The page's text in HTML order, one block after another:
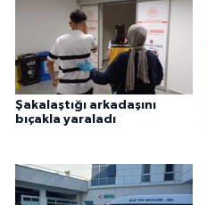
Şakalaştığı arkadaşını
bıçakla yaraladı